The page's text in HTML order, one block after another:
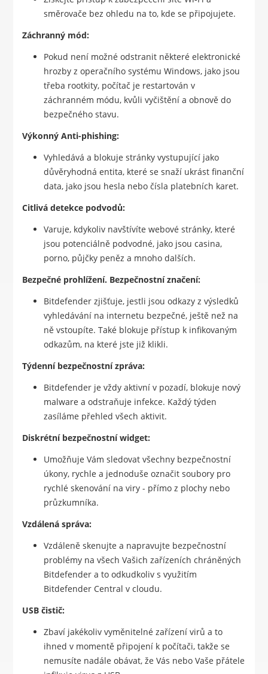
směrovače bez ohledu na to, kde se připojujete.
Záchranný mód:
Pokud není možné odstranit některé elektronické
hrozby z operačního systému Windows, jako jsou
třeba rootkity, počítač je restartován v
záchranném módu, kvůli vyčištění a obnově do
bezpečného stavu.
Výkonný Anti-phishing:
Vyhledává a blokuje stránky vystupující jako
důvěryhodná entita, které se snaží ukrást finanční
data, jako jsou hesla nebo čísla platebních karet.
Citlivá detekce podvodů:
Varuje, kdykoliv navštívíte webové stránky, které
jsou potenciálně podvodné, jako jsou casina,
porno, půjčky peněz a mnoho dalších.
Bezpečné prohlížení. Bezpečnostní značení:
Bitdefender zjišťuje, jestli jsou odkazy z výsledků
vyhledávání na internetu bezpečné, ještě než na
ně vstoupíte. Také blokuje přístup k infikovaným
odkazům, na které jste již klikli.
Týdenní bezpečnostní zpráva:
Bitdefender je vždy aktivní v pozadí, blokuje nový
malware a odstraňuje infekce. Každý týden
zasíláme přehled všech aktivit.
Diskrétní bezpečnostní widget:
Umožňuje Vám sledovat všechny bezpečnostní
úkony, rychle a jednoduše označit soubory pro
rychlé skenování na viry - přímo z plochy nebo
průzkumníka.
Vzdálená správa:
Vzdáleně skenujte a napravujte bezpečnostní
problémy na všech Vašich zařízeních chráněných
Bitdefender a to odkudkoliv s využitím
Bitdefender Central v cloudu.
USB čistič:
Zbaví jakékoliv vyměnitelné zařízení virů a to
ihned v momentě připojení k počítači, takže se
nemusíte nadále obávat, že Vás nebo Vaše přátele